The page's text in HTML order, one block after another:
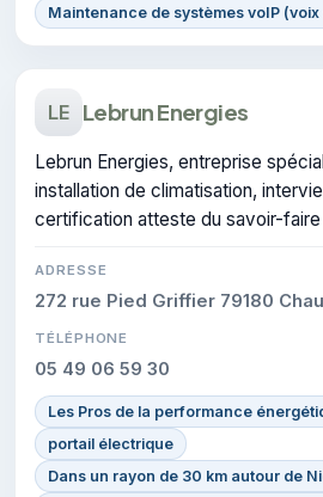
Maintenance de systèmes voIP (voix
LE Lebrun Energies
Lebrun Energies, entreprise
installation de climatisation,
certification atteste du savoir-
ADRESSE
272 rue Pied Griffier 79180
TÉLÉPHONE
05 49 06 59 30
Les Pros de la performance
portail électrique
Dans un rayon de 30 km autour de